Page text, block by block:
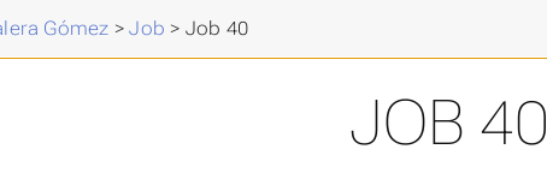
Gómez >Job > Job 40
JOB 40